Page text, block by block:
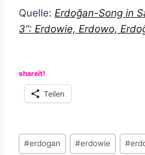
Quelle: Erdoğan-Song in
3“: Erdowie, Erdowo,
shareit!
Teilen
Schlagworte:
#erdogan #erdowie #